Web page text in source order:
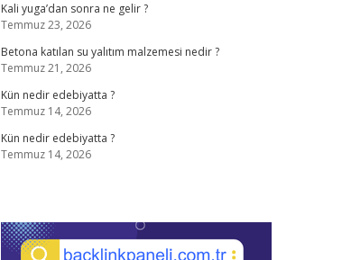
Kali yuga’dan sonra ne gelir ?
Temmuz 23, 2026
Betona katılan su yalıtım malzemesi nedir ?
Temmuz 21, 2026
Kün nedir edebiyatta ?
Temmuz 14, 2026
Kün nedir edebiyatta ?
Temmuz 14, 2026